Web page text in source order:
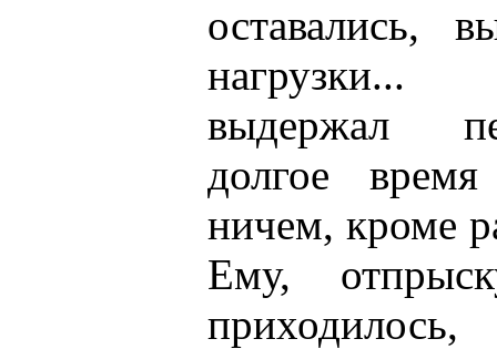
оставались,
выдержал
долгое
ничем, кроме
Ему,